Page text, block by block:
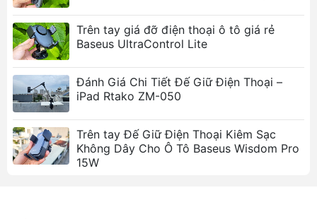
10m). Giúp bạn thoải mái chọn góc và tạo
dáng mà không cần chạm vào điện thoại.
Khả Năng Tự Đứng Linh Hoạt: Chức năng
tripod tích hợp biến gậy selfie Baseus thành
chân đứng, cho phép bạn rảnh tay chụp ảnh
nhóm, quay Time-lapse hoặc livestream một
cách ổn định.
Góc Xoay Đa Chiều 360°: Đầu gậy có thể
xoay linh hoạt, dễ dàng chuyển đổi giữa chế
Trên tay giá đỡ điện thoại ô tô giá rẻ
Baseus UltraControl Lite
Đánh Giá Chi Tiết Đế Giữ Điện Thoại –
iPad Rtako ZM-050
Trên tay Đế Giữ Điện Thoại Kiêm Sạc
Không Dây Cho Ô Tô Baseus Wisdom Pro
15W